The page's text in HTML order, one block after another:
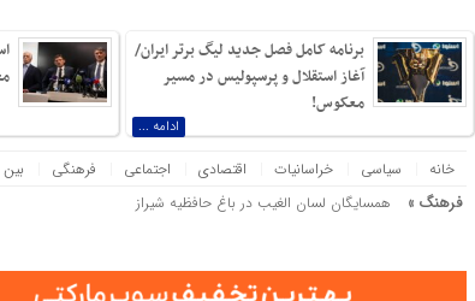
که دلیل آن بی‌نانی باشد، بیش از نبرد با یک ارتش دویست‌هزارنفری بیم دارم!
برنامه کامل فصل جدید لیگ برتر ایران/
آغاز استقلال و پرسپولیس در مسیر
معکوس!
ادامه ...
خانه سیاسی خراسانیات اقتصادی اجتماعی فرهنگی بین
فرهنگ » همسایگان لسان الغیب در باغ حافظیه شیراز